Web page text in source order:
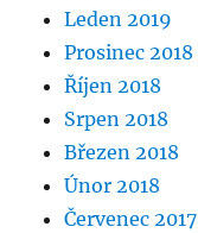
Leden 2019
Prosinec 2018
Říjen 2018
Srpen 2018
Březen 2018
Únor 2018
Červenec 2017